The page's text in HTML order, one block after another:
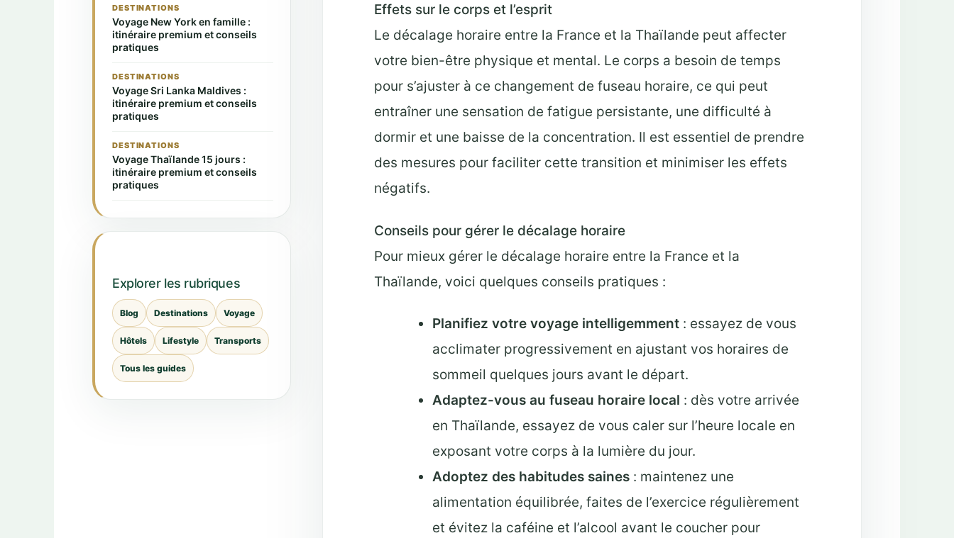
DESTINATIONS
Voyage New York en famille :
itinéraire premium et conseils
pratiques
DESTINATIONS
Voyage Sri Lanka Maldives :
itinéraire premium et conseils
pratiques
DESTINATIONS
Voyage Thaïlande 15 jours :
itinéraire premium et conseils
pratiques
Explorer les rubriques
Blog Destinations Voyage
Hôtels Lifestyle Transports
Tous les guides
Effets sur le corps et l’esprit
Le décalage horaire entre la France et la Thaïlande peut affecter
votre bien-être physique et mental. Le corps a besoin de temps
pour s’ajuster à ce changement de fuseau horaire, ce qui peut
entraîner une sensation de fatigue persistante, une difficulté à
dormir et une baisse de la concentration. Il est essentiel de prendre
des mesures pour faciliter cette transition et minimiser les effets
négatifs.
Conseils pour gérer le décalage horaire
Pour mieux gérer le décalage horaire entre la France et la
Thaïlande, voici quelques conseils pratiques :
Planifiez votre voyage intelligemment: essayez de vous
acclimater progressivement en ajustant vos horaires de
sommeil quelques jours avant le départ.
Adaptez-vous au fuseau horaire local : dès votre arrivée
en Thaïlande, essayez de vous caler sur l’heure locale en
exposant votre corps à la lumière du jour.
Adoptez des habitudes saines: maintenez une
alimentation équilibrée, faites de l’exercice régulièrement
et évitez la caféine et l’alcool avant le coucher pour